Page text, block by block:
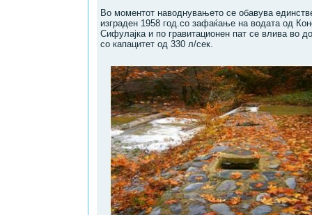
Во моментот наводнувањето се обавува
изграден 1958 год.со зафаќање на водата од
Сифулајка и по гравитационен пат се влива во
со капацитет од 330 л/сек.